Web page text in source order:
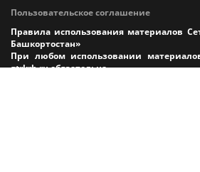
Пользовательское соглашение
Правила использования материалов
Башкортостан»
При любом использовании
gtrkrb.ruобязательна.